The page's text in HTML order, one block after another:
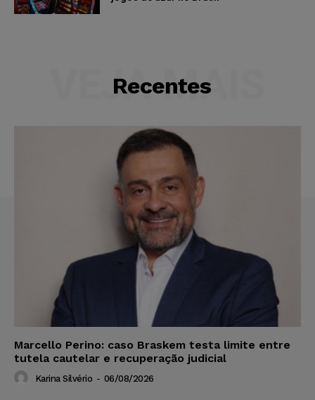
Recentes
VEJA MAIS
Marcello Perino: caso Braskem testa limite entre
tutela cautelar e recuperação judicial
Karina Silvério - 06/08/2026